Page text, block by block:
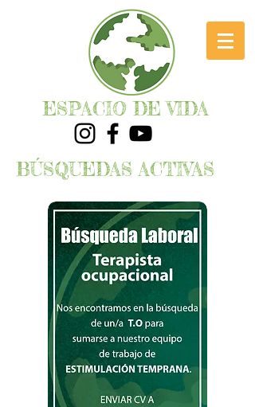
ESPACIO DE VIDA
BÚSQUEDAS ACTIVAS